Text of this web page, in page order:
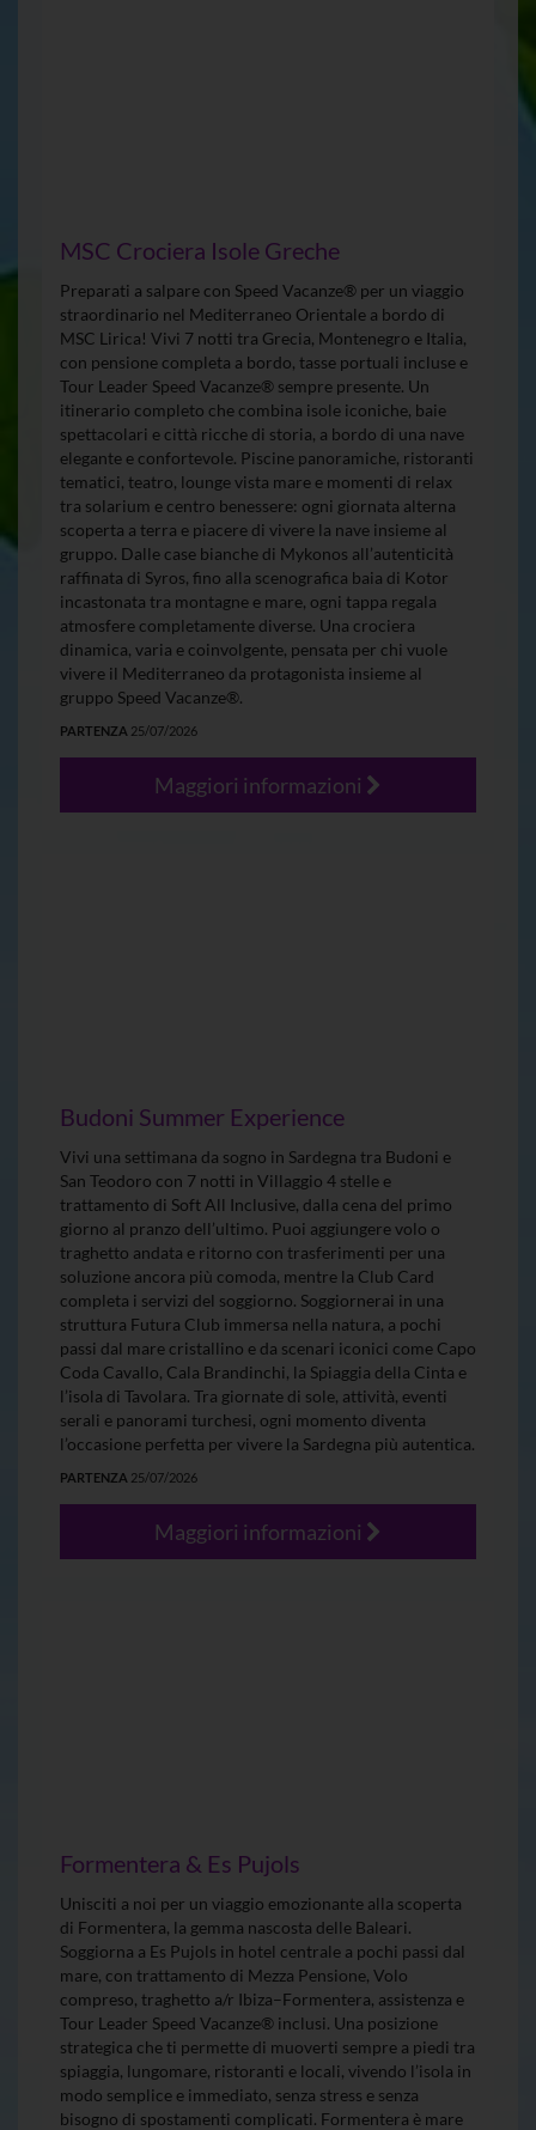
MSC Crociera Isole Greche
Preparati a salpare con Speed Vacanze® per un viaggio
straordinario nel Mediterraneo Orientale a bordo di
MSC Lirica! Vivi 7 notti tra Grecia, Montenegro e Italia,
con pensione completa a bordo, tasse portuali incluse e
Tour Leader Speed Vacanze® sempre presente. Un
itinerario completo che combina isole iconiche, baie
spettacolari e città ricche di storia, a bordo di una nave
elegante e confortevole. Piscine panoramiche, ristoranti
tematici, teatro, lounge vista mare e momenti di relax
tra solarium e centro benessere: ogni giornata alterna
scoperta a terra e piacere di vivere la nave insieme al
gruppo. Dalle case bianche di Mykonos all’autenticità
raffinata di Syros, fino alla scenografica baia di Kotor
incastonata tra montagne e mare, ogni tappa regala
atmosfere completamente diverse. Una crociera
dinamica, varia e coinvolgente, pensata per chi vuole
vivere il Mediterraneo da protagonista insieme al
gruppo Speed Vacanze®.
PARTENZA 25/07/2026
Maggiori informazioni
Budoni Summer Experience
Vivi una settimana da sogno in Sardegna tra Budoni e
San Teodoro con 7 notti in Villaggio 4 stelle e
trattamento di Soft All Inclusive, dalla cena del primo
giorno al pranzo dell’ultimo. Puoi aggiungere volo o
traghetto andata e ritorno con trasferimenti per una
soluzione ancora più comoda, mentre la Club Card
completa i servizi del soggiorno. Soggiornerai in una
struttura Futura Club immersa nella natura, a pochi
passi dal mare cristallino e da scenari iconici come Capo
Coda Cavallo, Cala Brandinchi, la Spiaggia della Cinta e
l’isola di Tavolara. Tra giornate di sole, attività, eventi
serali e panorami turchesi, ogni momento diventa
l’occasione perfetta per vivere la Sardegna più autentica.
PARTENZA 25/07/2026
Maggiori informazioni
Formentera & Es Pujols
Unisciti a noi per un viaggio emozionante alla scoperta
di Formentera, la gemma nascosta delle Baleari.
Soggiorna a Es Pujols in hotel centrale a pochi passi dal
mare, con trattamento di Mezza Pensione, Volo
compreso, traghetto a/r Ibiza–Formentera, assistenza e
Tour Leader Speed Vacanze® inclusi. Una posizione
strategica che ti permette di muoverti sempre a piedi tra
spiaggia, lungomare, ristoranti e locali, vivendo l’isola in
modo semplice e immediato, senza stress e senza
bisogno di spostamenti complicati. Formentera è mare